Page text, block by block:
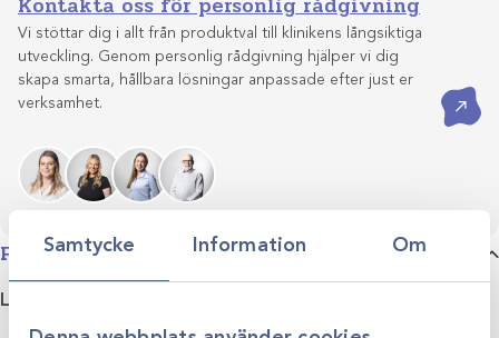
Samtycke Information Om
Produktbeskrivning
Levereras inklusive:
Vi stöttar dig i allt från produktval till klinikens långsiktiga
utveckling. Genom personlig rådgivning hjälper vi dig
skapa smarta, hållbara lösningar anpassade efter just er
verksamhet.